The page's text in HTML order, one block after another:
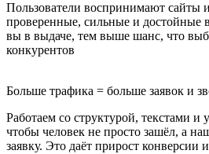
Пользователи воспринимают сайты
проверенные, сильные и достойные
вы в выдаче, тем выше шанс, что
конкурентов
Больше трафика = больше заявок и
Работаем со структурой, текстами и
чтобы человек не просто зашёл, а
заявку. Это даёт прирост конверсии